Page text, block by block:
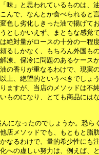
味」と思われているものは、
んで、なんとか食べられると
色し劣化しきった油で揚げて
としかいえず、まともな感覚
絶対量がロースの十分の一程
るしかなく、もちろん外国も
凍、保冷に問題のあるケース
の香りが重なるわけで、現実
上、絶望的というべきでしょ
ますが、当店のメソッドは不
ものになり、とても商品には
になったのでしょうか。恐ら
店メソッドでも、もともと脂
なるわけで、量的希少性にも
への虚しい努力は、例えば、